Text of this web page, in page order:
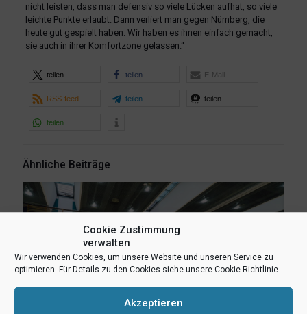
Cookie Zustimmung
verwalten
Wir verwenden Cookies, um unsere Website und unseren Service zu
optimieren. Für Details zu den Cookies siehe unsere Cookie-Richtlinie.
Akzeptieren
nicht leisten, dass man defensiv so viele Lücken aufhat, so viele
leichte Punkte erlaubt. Dann verliert man gegen Nürnberg, die
heute gut gespielt haben. Wir haben es ihnen einfach gemacht,
sie auch in ihrer Komfortzone gelassen.“
teilen teilen E-Mail
RSS-feed teilen teilen
teilen
Ähnliche Beiträge